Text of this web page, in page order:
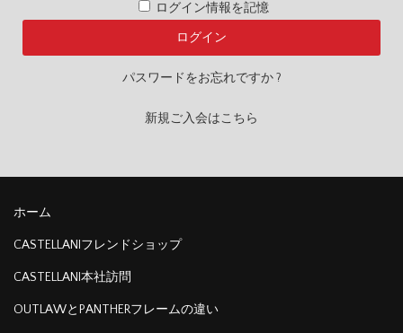
ログイン情報を記憶
パスワードをお忘れですか ?
新規ご入会はこちら
ホーム
CASTELLANIフレンドショップ
CASTELLANI本社訪問
OUTLAWとPANTHERフレームの違い